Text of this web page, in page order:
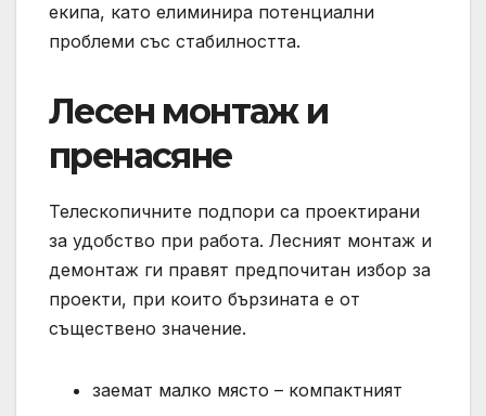
екипа, като елиминира потенциални
проблеми със стабилността.
Лесен монтаж и
пренасяне
Телескопичните подпори са проектирани
за удобство при работа. Лесният монтаж и
демонтаж ги правят предпочитан избор за
проекти, при които бързината е от
съществено значение.
заемат малко място – компактният